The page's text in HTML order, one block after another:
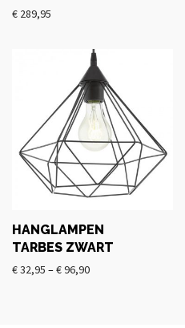
€ 289,95
HANGLAMPEN
TARBES ZWART
€32,95 –€96,90